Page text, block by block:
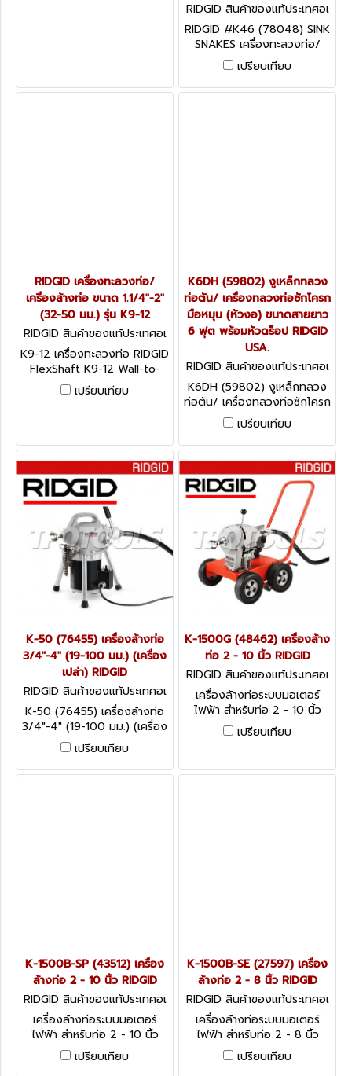
RIDGID สินค้าของแท้ประเทศอเ
มริกา K46 SINK SNAKES
RIDGID #K46 (78048) SINK
SNAKES เครื่องทะลวงท่อ/
เครื่องล้างท่อไร้สาย 18V มือ
อาชีพ +แบตเตอรี่ +แท่นชาร์ท
(ครบชุดพร้อมใช้งาน) หมุนได้
เปรียบเทียบ
RIDGID เครื่องทะลวงท่อ/
เครื่องล้างท่อ ขนาด 1.1/4"-2"
(32-50 มม.) รุ่น K9-12
RIDGID สินค้าของแท้ประเทศอเ
มริกา K9-12
K9-12 เครื่องทะลวงท่อ RIDGID
FlexShaft K9-12 Wall-to-
Wall Drain Cleaning Machine
เปรียบเทียบ
K6DH (59802) งูเหล็กทลวง
ท่อตัน/ เครื่องทลวงท่อซักโครก
มือหมุน (หัวงอ) ขนาดสายยาว
6 ฟุต พร้อมหัวดร็อป RIDGID
USA.
RIDGID สินค้าของแท้ประเทศอเ
มริกา K-6DH
K6DH (59802) งูเหล็กทลวง
ท่อตัน/ เครื่องทลวงท่อซักโครก
มือหมุน (หัวงอ) ขนาดสายยาว
6 ฟุต พร้อมหัวดร็อป RIDGID
USA.
เปรียบเทียบ
K-50 (76455) เครื่องล้างท่อ
3/4"-4" (19-100 มม.) (เครื่อง
เปล่า) RIDGID
RIDGID สินค้าของแท้ประเทศอเ
มริกา K-50 (76455)
K-50 (76455) เครื่องล้างท่อ
3/4"-4" (19-100 มม.) (เครื่อง
เปล่า) RIDGID
เปรียบเทียบ
K-1500G (48462) เครื่องล้าง
ท่อ 2 - 10 นิ้ว RIDGID
RIDGID สินค้าของแท้ประเทศอเ
มริกา K-1500G (48462)
เครื่องล้างท่อระบบมอเตอร์
ไฟฟ้า สำหรับท่อ 2 - 10 นิ้ว
เปรียบเทียบ
K-1500B-SP (43512) เครื่อง
ล้างท่อ 2 - 10 นิ้ว RIDGID
RIDGID สินค้าของแท้ประเทศอเ
มริกา K-1500B-SP (43512)
เครื่องล้างท่อระบบมอเตอร์
ไฟฟ้า สำหรับท่อ 2 - 10 นิ้ว
เปรียบเทียบ
K-1500B-SE (27597) เครื่อง
ล้างท่อ 2 - 8 นิ้ว RIDGID
RIDGID สินค้าของแท้ประเทศอเ
มริกา K-1500B-SE (27597)
เครื่องล้างท่อระบบมอเตอร์
ไฟฟ้า สำหรับท่อ 2 - 8 นิ้ว
เปรียบเทียบ